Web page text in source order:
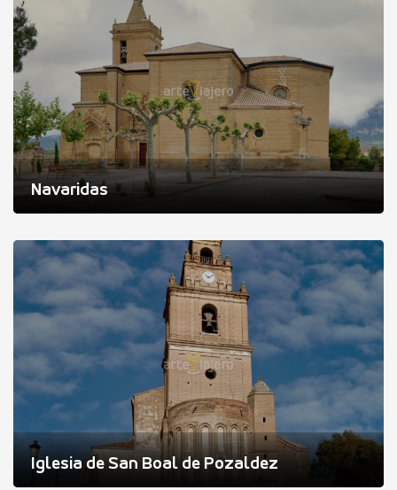
Navaridas
Iglesia de San Boal de Pozaldez